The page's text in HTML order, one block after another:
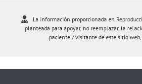
La información proporcionada en
planteada para apoyar, no reemplazar, la
paciente / visitante de este sitio web,